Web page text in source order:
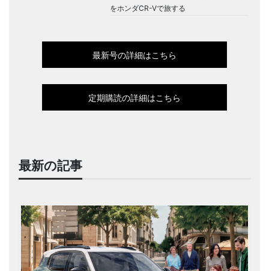
をホンダCR-Vで旅する
最新号の詳細はこちら
定期購読の詳細はこちら
最新の記事